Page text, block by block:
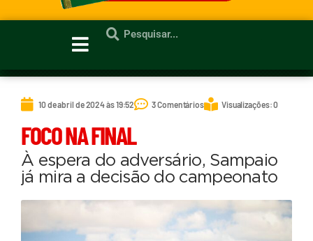
10 de abril de 2024 às 19:52 3 Comentários Visualizações: 0
FOCO NA FINAL
À espera do adversário, Sampaio
já mira a decisão do campeonato